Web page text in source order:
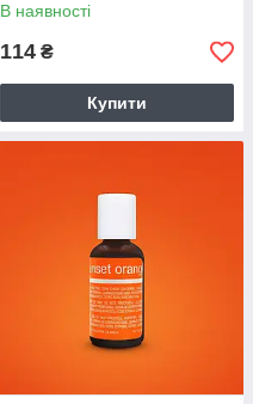
В наявності
114 ₴
Купити